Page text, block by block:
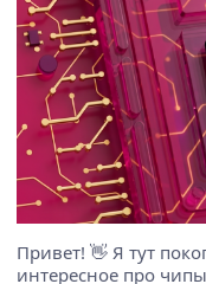
Привет! 👋 Я тут
интересное про